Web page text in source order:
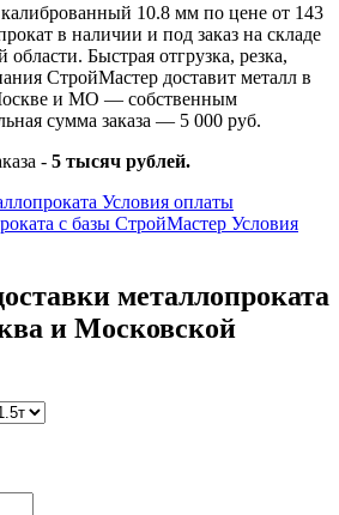
10.8 мм по цене от 143
в наличии и под заказ на складе
Быстрая отгрузка, резка,
СтройМастер доставит металл в
и МО — собственным
сумма заказа — 5 000 руб.
- 5 тысяч рублей.
Условия оплаты
Условия
металлопроката
и Московской